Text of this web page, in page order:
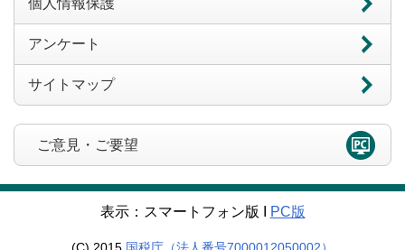
個人情報保護
アンケート
サイトマップ
ご意見・ご要望
表示：スマートフォン版 Ι PC版